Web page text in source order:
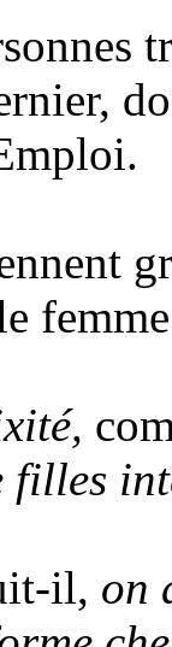
il, on